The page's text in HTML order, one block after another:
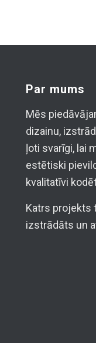
Par mums
Mēs
dizainu,
ļoti svarīgi, lai
estētiski
kvalitatīvi
Katrs projekts
izstrādāts un